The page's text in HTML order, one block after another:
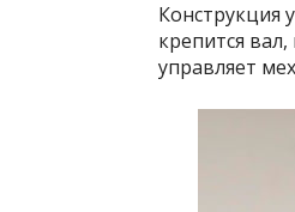
Конструкция
крепится
управляет